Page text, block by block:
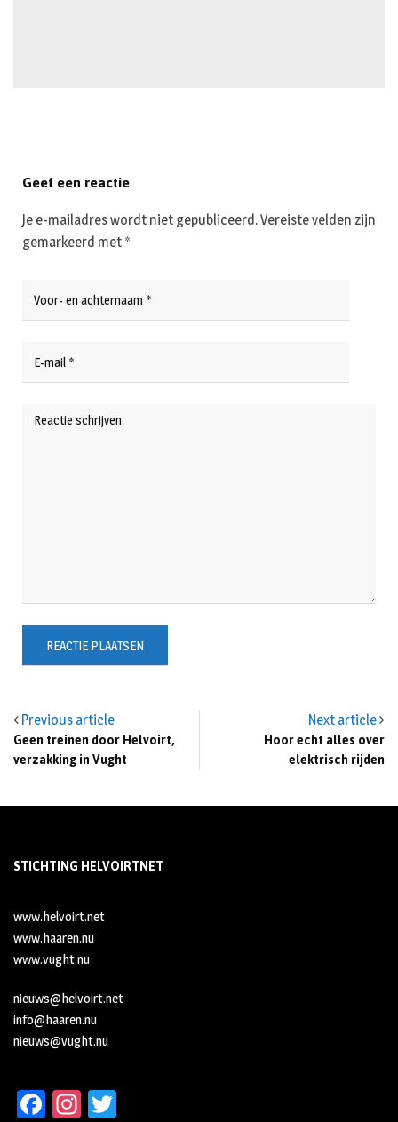
Previous article
Geen treinen door Helvoirt,
verzakking in Vught
Next article
Hoor echt alles over
elektrisch rijden
Geef een reactie
Je e-mailadres wordt niet gepubliceerd.Vereiste velden zijn
gemarkeerd met *
STICHTING HELVOIRTNET
www.helvoirt.net
www.haaren.nu
www.vught.nu
nieuws@helvoirt.net
info@haaren.nu
nieuws@vught.nu
Fa In